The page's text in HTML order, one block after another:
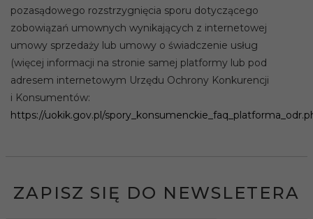
pozasądowego rozstrzygnięcia sporu dotyczącego
zobowiązań umownych wynikających z internetowej
umowy sprzedaży lub umowy o świadczenie usług
(więcej informacji na stronie samej platformy lub pod
adresem internetowym Urzędu Ochrony Konkurencji
i Konsumentów:
https://uokik.gov.pl/
ZAPISZ SIĘ DO NEWSLETERA